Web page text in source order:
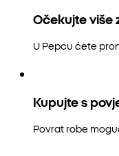
Očekujte više
U Pepcu ćete
Kupujte s
Povrat robe